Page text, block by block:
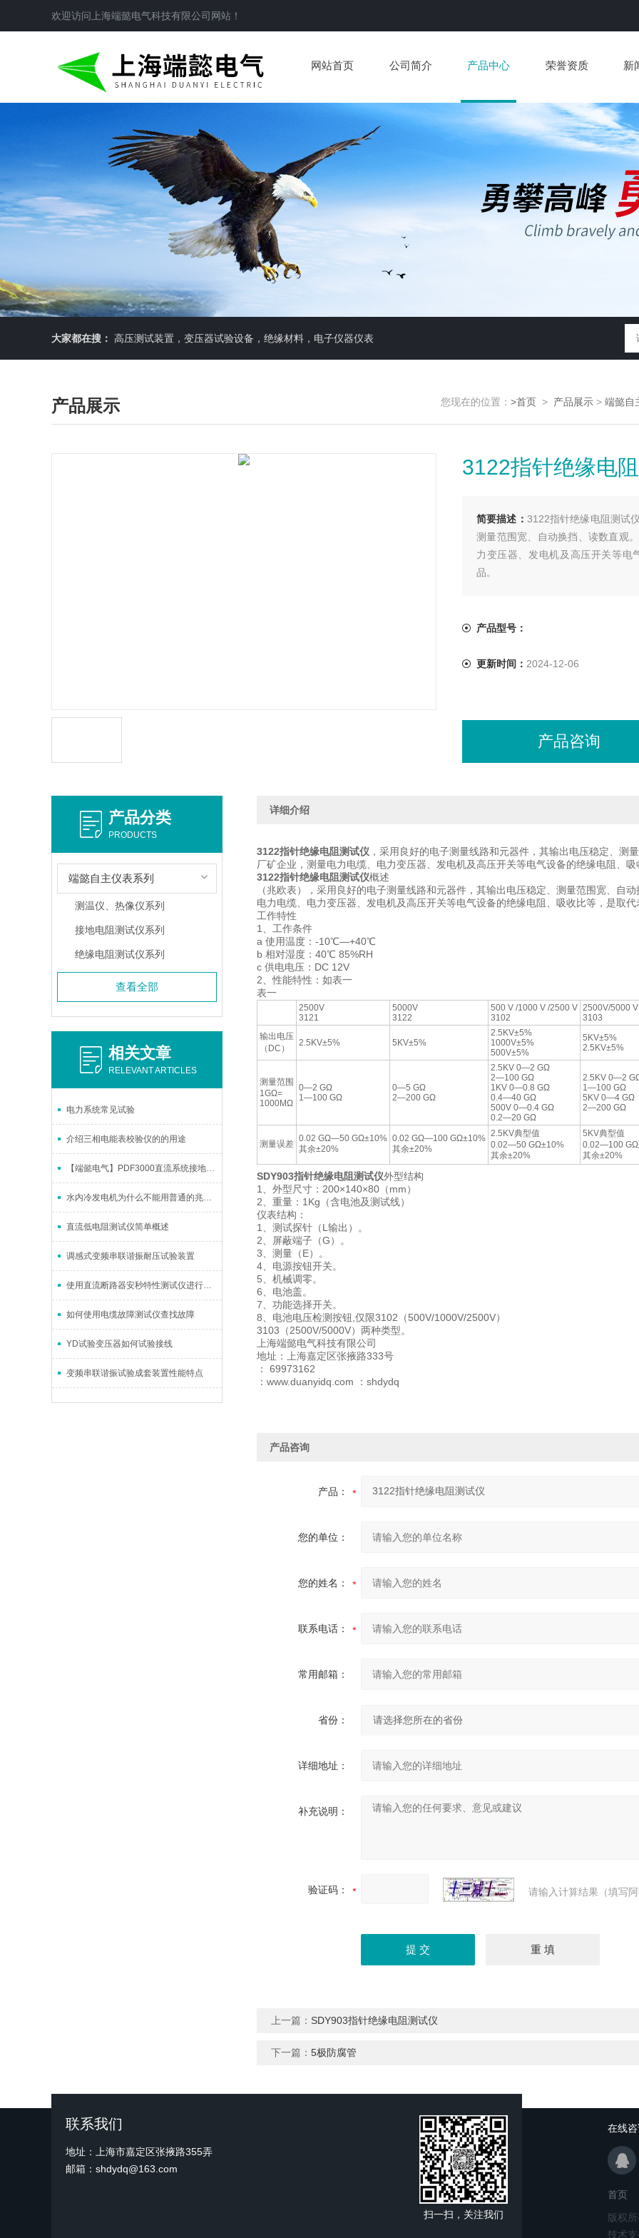
欢迎访问 上海端懿电气科技有限公司 网站！
网站首页 公司简介 产品中心 荣誉资质 新
大家都在搜： 高压测试装置，变压器试验设备，绝缘材料，电子仪器仪表
产品展示 您现在的位置： >首页 > 产品展示 > 端懿自
3122指针绝缘电
简要描述： 3122指针绝缘电阻测试
测量范围宽、自动换挡、读数直观
力变压器、发电机及高压开关等电
品。
产品型号：
更新时间： 2024-12-06
产品咨询
产品分类
PRODUCTS
端懿自主仪表系列
测温仪、热像仪系列
接地电阻测试仪系列
绝缘电阻测试仪系列
查看全部
相关文章
RELEVANT ARTICLES
电力系统常见试验
介绍三相电能表校验仪的的用途
【端懿电气】PDF3000直流系统接地故障测试仪
水内冷发电机为什么不能用普通的兆欧表测量绝缘电阻
直流低电阻测试仪简单概述
调感式变频串联谐振耐压试验装置
使用直流断路器安秒特性测试仪进行试验前必做准备工作？
如何使用电缆故障测试仪查找故障
YD试验变压器如何试验接线
变频串联谐振试验成套装置性能特点
详细介绍
3122指针绝缘电阻测试仪 ，采用良好的电子测量线路和元器件，其输出电压稳定、测
厂矿企业，测量电力电缆、电力变压器、发电机及高压开关等电气设备的绝缘电阻、吸
3122指针绝缘电阻测试仪概述
（兆欧表），采用良好的电子测量线路和元器件，其输出电压稳定、测量范围宽、自
电力电缆、电力变压器、发电机及高压开关等电气设备的绝缘电阻、吸收比等，是取代
工作特性
1、工作条件
a 使用温度：-10℃—+40℃
b 相对湿度：40℃ 85%RH
c 供电电压：DC 12V
2、性能特性：如表一
表一
2500V
3121
5000V
3122
500 V /1000 V /2500 V
3102
2500V/5000 V
3103
输出电压
（DC）
2.5KV±5% 5KV±5%
2.5KV±5%
1000V±5%
500V±5%
5KV±5%
2.5KV±5%
测量范围
1GΩ=
1000MΩ
0—2 GΩ
1—100 GΩ
0—5 GΩ
2—200 GΩ
2.5KV 0—2 GΩ
2—100 GΩ
1KV 0—0.8 GΩ
0.4—40 GΩ
500V 0—0.4 GΩ
0.2—20 GΩ
2.5KV 0—2
1—100 GΩ
5KV 0—4 GΩ
2—200 GΩ
测量误差
0.02 GΩ—50 GΩ±10%
其余±20%
0.02 GΩ—100 GΩ±10%
其余±20%
2.5KV典型值
0.02—50 GΩ±10%
其余±20%
5KV典型值
0.02—100
其余±20%
SDY903指针绝缘电阻测试仪外型结构
1、外型尺寸：200×140×80（mm）
2、重量：1Kg（含电池及测试线）
仪表结构：
1、测试探针（L输出）。
2、屏蔽端子（G）。
3、测量（E）。
4、电源按钮开关。
5、机械调零。
6、电池盖。
7、功能选择开关。
8、电池电压检测按钮,仅限3102（500V/1000V/2500V）
3103（2500V/5000V）两种类型。
上海端懿电气科技有限公司
地址：上海嘉定区张掖路333号
： 69973162
：www.duanyidq.com ：shdydq
产品咨询
产品：
您的单位：
您的姓名：
联系电话：
常用邮箱：
省份：
详细地址：
补充说明：
验证码： 请输入计算结果（填写
上一篇： SDY903指针绝缘电阻测试仪
下一篇： 5极防腐管
联系我们
地址：上海市嘉定区张掖路355弄
邮箱：shdydq@163.com
扫一扫，关注我们
在线咨
首页
版权
技术支